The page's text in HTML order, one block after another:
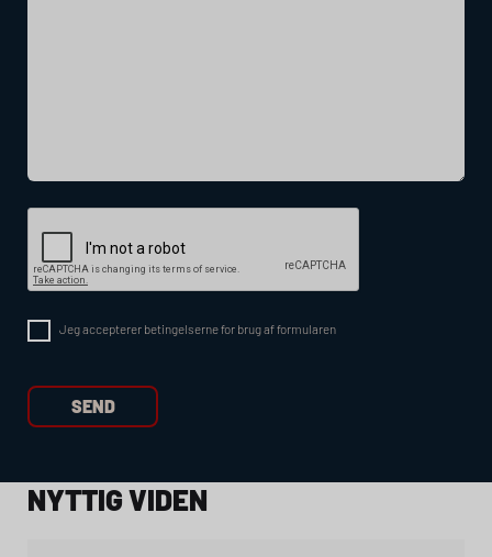
Jeg accepterer betingelserne for brug af formularen
NYTTIG VIDEN